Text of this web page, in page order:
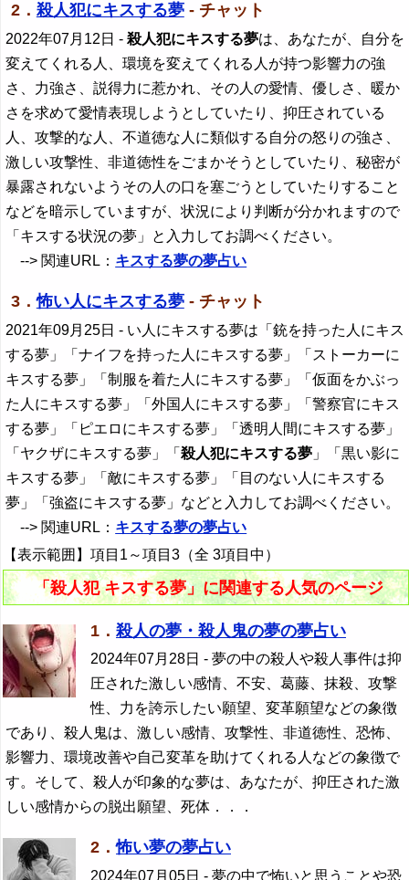
2． 殺人犯にキスする夢- チャット
2022年07月12日 -殺人犯にキスする夢は、あなたが、自分を
変えてくれる人、環境を変えてくれる人が持つ影響力の強
さ、力強さ、説得力に惹かれ、その人の愛情、優しさ、暖か
さを求めて愛情表現しようとしていたり、抑圧されている
人、攻撃的な人、不道徳な人に類似する自分の怒りの強さ、
激しい攻撃性、非道徳性をごまかそうとしていたり、秘密が
暴露されないようその人の口を塞ごうとしていたりすること
などを暗示していますが、状況により判断が分かれますので
「キスする状況の夢」と入力してお調べください。
--> 関連URL： キスする夢の夢占い
3．怖い人にキスする夢- チャット
2021年09月25日 - い人にキスする夢は「銃を持った人にキス
する夢」「ナイフを持った人にキスする夢」「ストーカーに
キスする夢」「制服を着た人にキスする夢」「仮面をかぶっ
た人にキスする夢」「外国人にキスする夢」「警察官にキス
する夢」「ピエロにキスする夢」「透明人間にキスする夢」
「ヤクザにキスする夢」「殺人犯にキスする夢 」「黒い影に
キスする夢」「敵にキスする夢」「目のない人にキスする
夢」「強盗にキスする夢」などと入力してお調べください。
--> 関連URL： キスする夢の夢占い
【表示範囲】項目1～項目3（全 3項目中）
「殺人犯 キスする夢」に関連する人気のページ
1． 殺人の夢・殺人鬼の夢の夢占い
2024年07月28日 - 夢の中の殺人や殺人事件は抑
圧された激しい感情、不安、葛藤、抹殺、攻撃
性、力を誇示したい願望、変革願望などの象徴
であり、殺人鬼は、激しい感情、攻撃性、非道徳性、恐怖、
影響力、環境改善や自己変革を助けてくれる人などの象徴で
す。そして、殺人が印象的な夢は、あなたが、抑圧された激
しい感情からの脱出願望、死体．．．
2．怖い夢の夢占い
2024年07月05日 - 夢の中で怖いと思うことや恐